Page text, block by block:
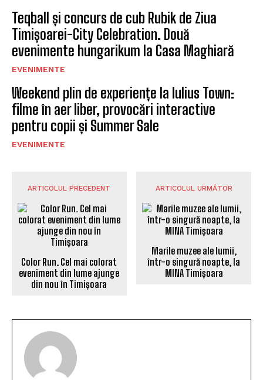
Teqball și concurs de cub Rubik de Ziua
Timișoarei-City Celebration. Două
evenimente hungarikum la Casa Maghiară
EVENIMENTE
Weekend plin de experiențe la Iulius Town:
filme în aer liber, provocări interactive
pentru copii și Summer Sale
EVENIMENTE
ARTICOLUL PRECEDENT
Color Run. Cel mai colorat
eveniment din lume ajunge
din nou în Timișoara
ARTICOLUL URMĂTOR
Marile muzee ale lumii,
într-o singură noapte, la
MINA Timișoara